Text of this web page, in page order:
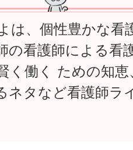
は、個性豊かな看
の看護師による看
く働く ための知
ネタなど看護師ラ